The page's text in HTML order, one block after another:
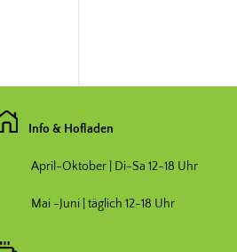
Info & Hofladen
April-Oktober | Di-Sa 12-18 Uhr
Mai -Juni | täglich 12-18 Uhr